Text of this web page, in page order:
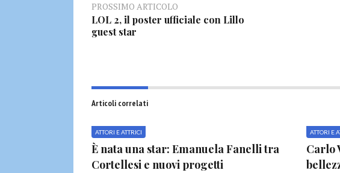
PROSSIMO ARTICOLO
LOL 2, il poster ufficiale con Lillo
guest star
Articoli correlati
ATTORI E ATTRICI
È nata una star: Emanuela Fanelli tra
Cortellesi e nuovi progetti
ATTORI E
Carlo